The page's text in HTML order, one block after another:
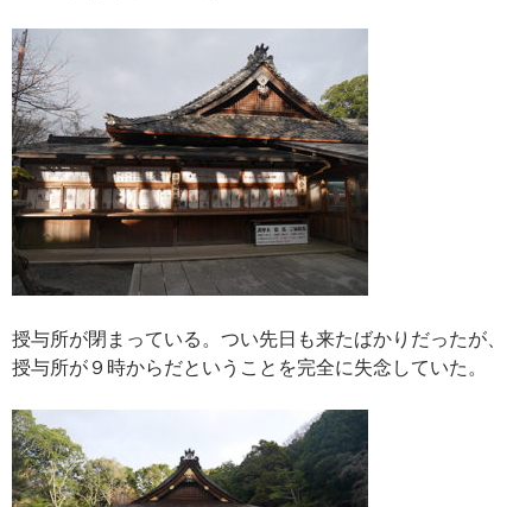
授与所が閉まっている。つい先日も来たばかりだったが、
授与所が９時からだということを完全に失念していた。